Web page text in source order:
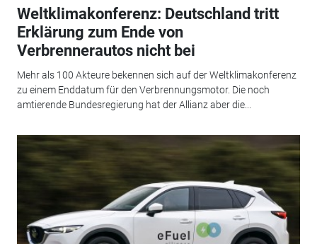
Weltklimakonferenz: Deutschland tritt
Erklärung zum Ende von
Verbrennerautos nicht bei
Mehr als 100 Akteure bekennen sich auf der Weltklimakonferenz
zu einem Enddatum für den Verbrennungsmotor. Die noch
amtierende Bundesregierung hat der Allianz aber die...